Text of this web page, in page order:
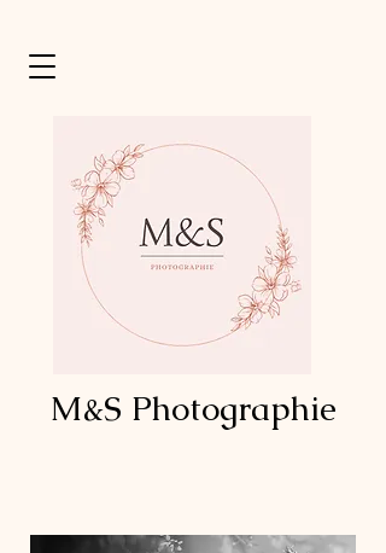
M&S Photographie